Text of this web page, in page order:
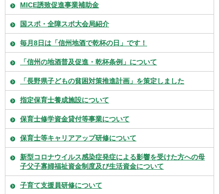
MICE誘致促進事業補助金
国スポ・全障スポ大会局紹介
毎月8日は「信州地酒で乾杯の日」です！
「信州の地酒普及促進・乾杯条例」について
「長野県子どもの貧困対策推進計画」を策定しました
指定保育士養成施設について
保育士修学資金貸付等事業について
保育士等キャリアアップ研修について
新型コロナウイルス感染症発症による影響を受けた方への母
子父子寡婦福祉資金制度及び生活資金について
子育て支援員研修について